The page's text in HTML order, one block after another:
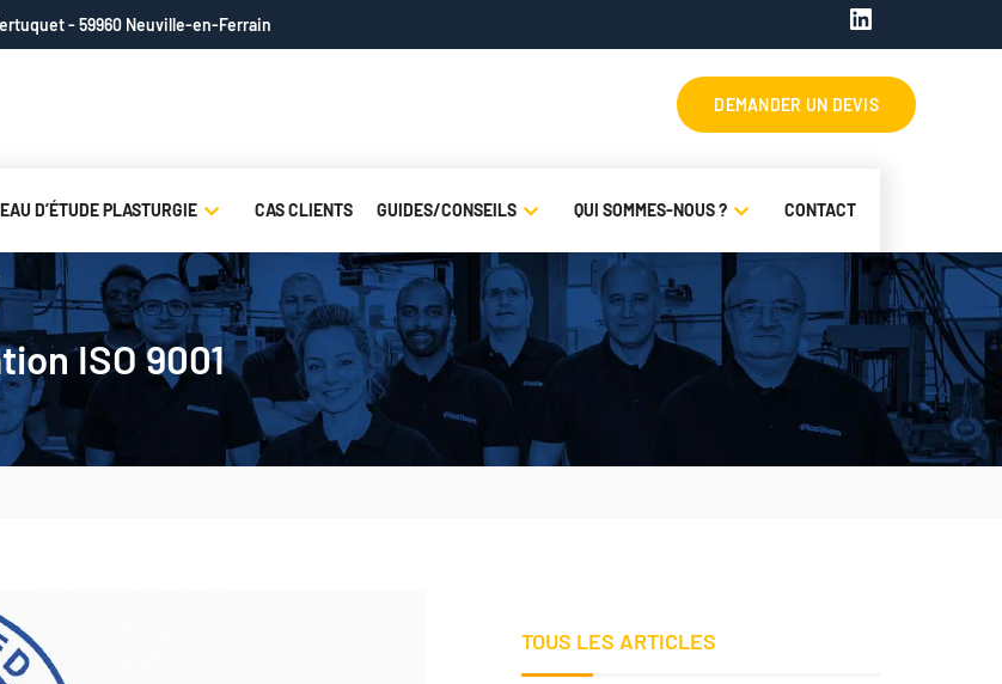
- 59960 Neuville-en-Ferrain LinkedIn
D’ÉTUDE PLASTURGIE CAS CLIENTS GUIDES/CONSEILS QUI SOMMES-NOUS ? CONTACT
ISO 9001
TOUS LES ARTICLES